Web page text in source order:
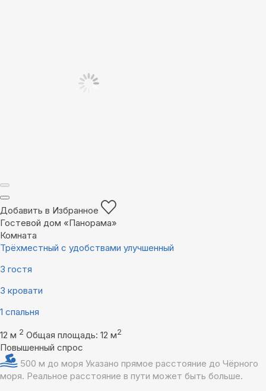
Добавить в Избранное
Гостевой дом «Панорама»
Комната
Трёхместный с удобствами улучшенный
3 гостя
3 кровати
1 спальня
12 м 2 Общая площадь: 12 м2
Повышенный спрос
500 м до моря Указано прямое расстояние до Чёрного
моря. Реальное расстояние в пути может быть больше.